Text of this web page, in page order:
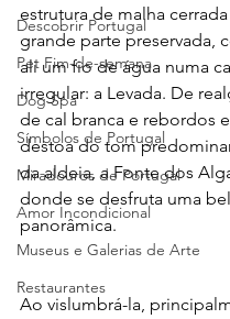
Descobrir Portugal
Pet Fim-de-semana
Dog Spa
Símbolos de Portugal
Miradouros de Portugal
Amor Incondicional
Museus e Galerias de Arte
Restaurantes
estrutura de malha
grande parte preservada,
ali um fio de água numa
irregular: a Levada. De
de cal branca e rebordos
destoa do tom
da aldeia, a Fonte dos
donde se desfruta uma
panorâmica.
Ao vislumbrá-la,